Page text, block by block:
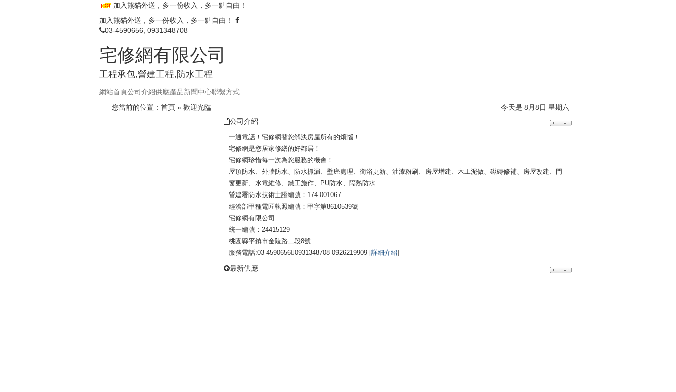
加入熊貓外送，多一份收入，多一點自由！
加入熊貓外送，多一份收入，多一點自由！
03-4590656, 0931348708
宅修網有限公司
工程承包,營建工程,防水工程
網站首頁公司介紹供應產品新聞中心聯繫方式
今天是 8月8日 星期六
您當前的位置： 首頁 » 歡迎光臨
公司介紹
一通電話！宅修網替您解決房屋所有的煩惱！
宅修網是您居家修繕的好鄰居！
宅修網珍惜每一次為您服務的機會！
屋頂防水、外牆防水、防水抓漏、壁癌處理、衛浴更新、油漆粉刷、房屋增建、木工泥做、磁磚修補、房屋改建、門
窗更新、水電維修、鐵工施作、PU防水、隔熱防水
營建署防水技術士證編號：174-001067
經濟部甲種電匠執照編號：甲字第8610539號
宅修網有限公司
統一編號：24415129
桃園縣平鎮市金陵路二段8號
服務電話:03-45906560931348708 0926219909 [詳細介紹]
最新供應